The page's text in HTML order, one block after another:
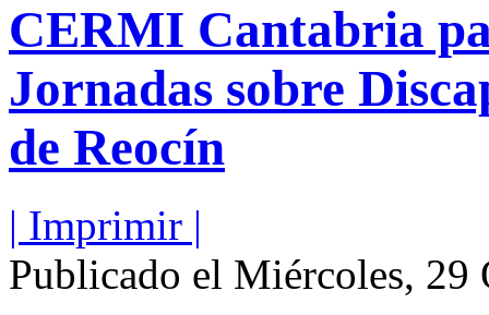
CERMI Cantabria
Jornadas sobre
de Reocín
| Imprimir |
Publicado el Miércoles, 29